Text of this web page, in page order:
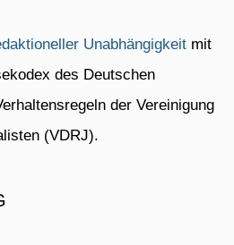
Unabhängigkeit mit
des Deutschen
der Vereinigung
(VDRJ).